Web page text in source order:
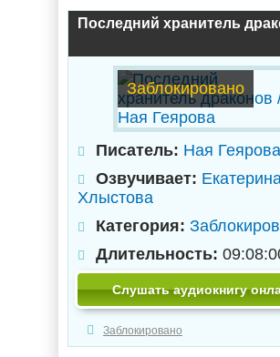
Заблокировано
Писатель: Ная Геярова
Озвучивает:
Хлыстова
Категория:
Длительность:
Слушать аудиокнигу
Заблокировано